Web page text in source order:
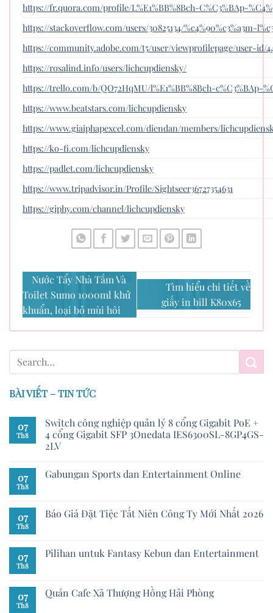
https://fr.quora.com/profile/L%E1%BB%8Bch-C%C3%BAp-
https://stackoverflow.com/users/30825134/%c4%90%c3%a3m-
https://community.adobe.com/t5/user/viewprofilepage/user-id/
https://rosalind.info/users/lichcupdiensky/
https://trello.com/b/QO72HqMU/l%E1%BB%8Bch-c%C3%BAp-
https://www.beatstars.com/lichcupdiensky
https://www.giaiphapexcel.com/diendan/members/
https://ko-fi.com/lichcupdiensky
https://padlet.com/lichcupdiensky
https://www.tripadvisor.in/Profile/Sightseer36727354631
https://giphy.com/channel/lichcupdiensky
Nước Tẩy Nhà Tắm Và
Toilet Sumo 1000ml khử
khuẩn, loại bỏ mùi hôi
Tìm hiểu chi tiết về
giấy in bill K80x65
BÀI VIẾT – TIN TỨC
07
Th8
Switch công nghiệp quản lý 8 cổng Gigabit PoE +
4 cổng Gigabit SFP 3Onedata IES6300SL-8GP4GS-
2LV
07
Th8
Gabungan Sports dan Entertainment Online
07
Th8
Báo Giá Đặt Tiệc Tất Niên Công Ty Mới Nhất 2026
07
Th8
Pilihan untuk Fantasy Kebun dan Entertainment
07
Th8
Quán Cafe Xã Thượng Hồng Hải Phòng